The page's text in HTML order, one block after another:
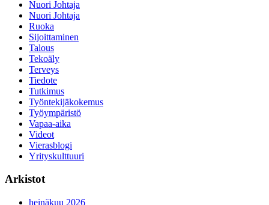
Nuori Johtaja
Nuori Johtaja
Ruoka
Sijoittaminen
Talous
Tekoäly
Terveys
Tiedote
Tutkimus
Työntekijäkokemus
Työympäristö
Vapaa-aika
Videot
Vierasblogi
Yrityskulttuuri
Arkistot
heinäkuu 2026